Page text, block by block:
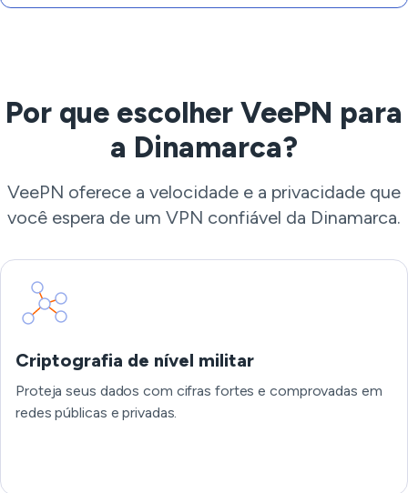
Por que escolher VeePN para
a Dinamarca?
VeePN oferece a velocidade e a privacidade que
você espera de um VPN confiável da Dinamarca.
Criptografia de nível militar
Proteja seus dados com cifras fortes e comprovadas em
redes públicas e privadas.